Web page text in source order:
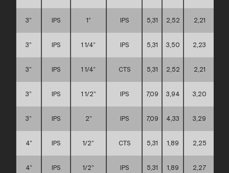
3” IPS 1” IPS 5,31 2,52 2,21
3” IPS 1 1/4” IPS 5,31 3,50 2,23
3” IPS 1 1/4” CTS 5,31 2,52 2,21
3” IPS 1 1/2” IPS 7,09 3,94 3,20
3” IPS 2” IPS 7,09 4,33 3,29
4” IPS 1/2” CTS 5,31 1,89 2,25
4” IPS 1/2” IPS 5,31 1,89 2,27